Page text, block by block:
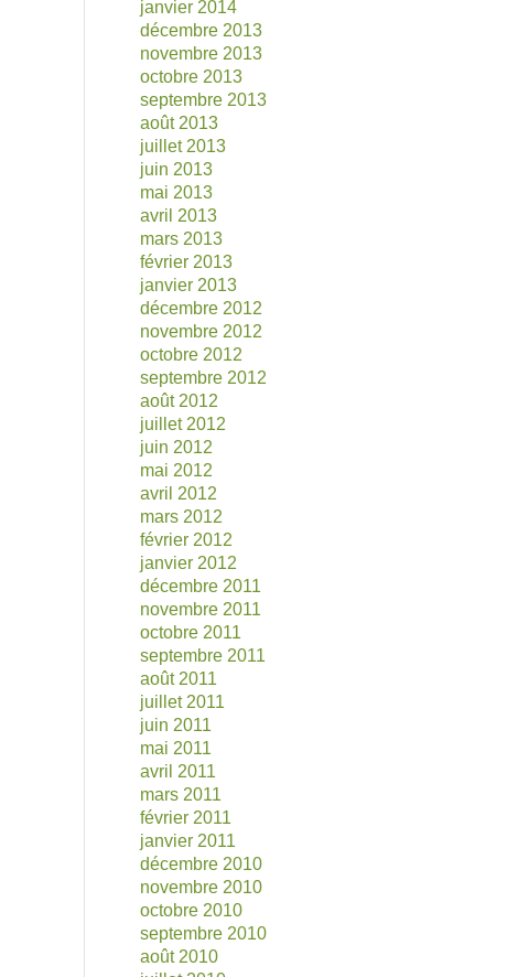
janvier 2014
décembre 2013
novembre 2013
octobre 2013
septembre 2013
août 2013
juillet 2013
juin 2013
mai 2013
avril 2013
mars 2013
février 2013
janvier 2013
décembre 2012
novembre 2012
octobre 2012
septembre 2012
août 2012
juillet 2012
juin 2012
mai 2012
avril 2012
mars 2012
février 2012
janvier 2012
décembre 2011
novembre 2011
octobre 2011
septembre 2011
août 2011
juillet 2011
juin 2011
mai 2011
avril 2011
mars 2011
février 2011
janvier 2011
décembre 2010
novembre 2010
octobre 2010
septembre 2010
août 2010